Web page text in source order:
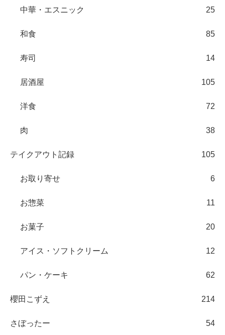
中華・エスニック 25
和食 85
寿司 14
居酒屋 105
洋食 72
肉 38
テイクアウト記録 105
お取り寄せ 6
お惣菜 11
お菓子 20
アイス・ソフトクリーム 12
パン・ケーキ 62
櫻田こずえ 214
さぼったー 54